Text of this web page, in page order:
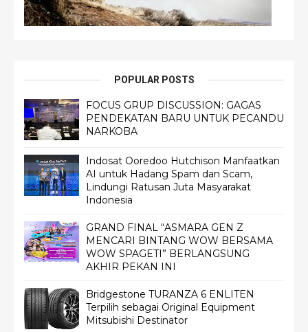
POPULAR POSTS
FOCUS GRUP DISCUSSION: GAGAS
PENDEKATAN BARU UNTUK PECANDU
NARKOBA
Indosat Ooredoo Hutchison Manfaatkan
AI untuk Hadang Spam dan Scam,
Lindungi Ratusan Juta Masyarakat
Indonesia
GRAND FINAL “ASMARA GEN Z
MENCARI BINTANG WOW BERSAMA
WOW SPAGETI” BERLANGSUNG
AKHIR PEKAN INI
Bridgestone TURANZA 6 ENLITEN
Terpilih sebagai Original Equipment
Mitsubishi Destinator